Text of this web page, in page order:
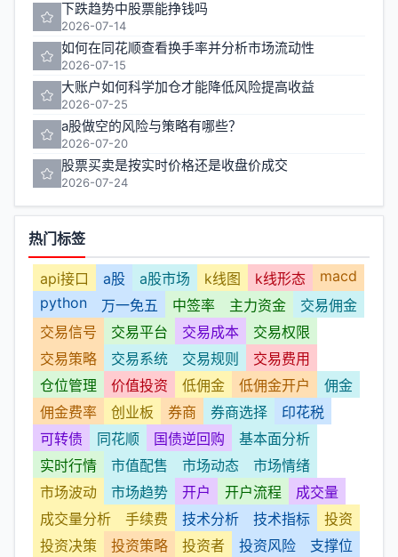
下跌趋势中股票能挣钱吗
2026-07-14
如何在同花顺查看换手率并分析市场流动性
2026-07-15
大账户如何科学加仓才能降低风险提高收益
2026-07-25
a股做空的风险与策略有哪些？
2026-07-20
股票买卖是按实时价格还是收盘价成交
2026-07-24
热门标签
api接口 a股 a股市场 k线图 k线形态
macd
python
万一免五 中签率 主力资金
交易佣金
交易信号
交易平台 交易成本
交易权限
交易策略
交易系统 交易规则
交易费用
仓位管理
价值投资 低佣金 低佣金开户
佣金
佣金费率
创业板 券商 券商选择
印花税
可转债
同花顺 国债逆回购
基本面分析
实时行情
市值配售 市场动态
市场情绪
市场波动
市场趋势 开户 开户流程
成交量
成交量分析
手续费 技术分析 技术指标
投资
投资决策
投资策略 投资者 投资风险
支撑位